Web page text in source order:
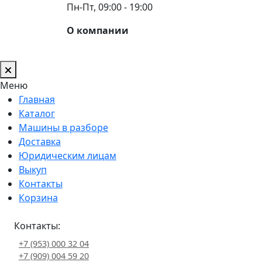
Пн-Пт, 09:00 - 19:00
О компании
Меню
Главная
Каталог
Машины в разборе
Доставка
Юридическим лицам
Выкуп
Контакты
Корзина
Контакты:
+7 (953) 000 32 04
+7 (909) 004 59 20